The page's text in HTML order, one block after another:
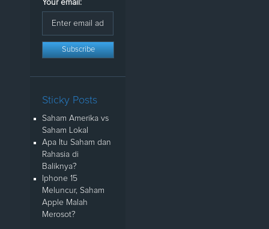
Your email:
Sticky Posts
Saham Amerika vs
Saham Lokal
Apa Itu Saham dan
Rahasia di
Baliknya?
Iphone 15
Meluncur, Saham
Apple Malah
Merosot?